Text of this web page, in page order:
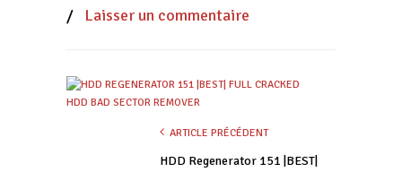
/ Laisser un commentaire
ARTICLE PRÉCÉDENT
HDD Regenerator 151 |BEST|